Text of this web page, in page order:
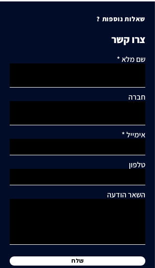
כלואה ובסיכון תחבורתי
תגובות
שאלות נוספות ?
צרו קשר
שם מלא
חברה
אימייל
טלפון
השאר הודעה
שלח